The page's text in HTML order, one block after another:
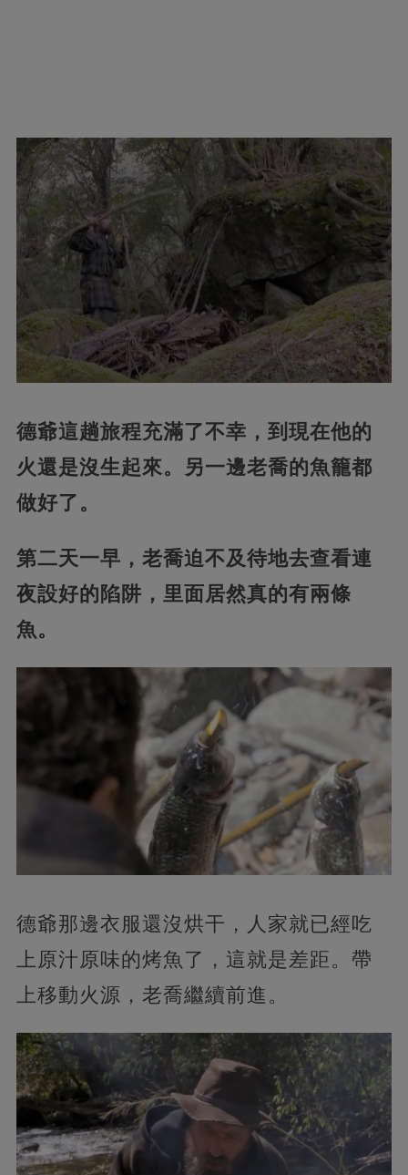
德爺這趟旅程充滿了不幸，到現在他的
火還是沒生起來。另一邊老喬的魚籠都
做好了。
第二天一早，老喬迫不及待地去查看連
夜設好的陷阱，里面居然真的有兩條
魚。
德爺那邊衣服還沒烘干，人家就已經吃
上原汁原味的烤魚了，這就是差距。帶
上移動火源，老喬繼續前進。